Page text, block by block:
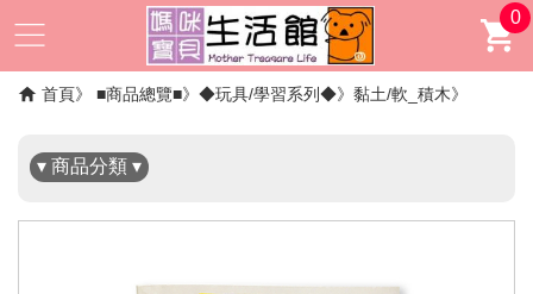
0
首頁 ■商品總覽■ ◆玩具/學習系列◆ 黏土/軟_積木
▾ 商品分類 ▾
✖